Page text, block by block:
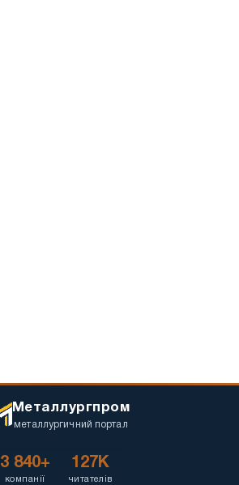
Металлургпром
металлургичний портал
3 840+
компанії
127K
читателів